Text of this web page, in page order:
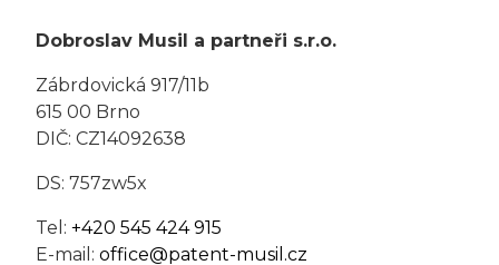
Dobroslav Musil a partneři s.r.o.
Zábrdovická 917/11b
615 00 Brno
DIČ: CZ14092638
DS: 757zw5x
Tel: +420 545 424 915
E-mail: office@patent-musil.cz